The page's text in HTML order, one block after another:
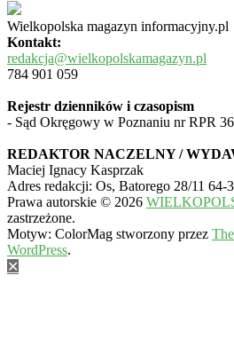
Wielkopolska magazyn informacyjny.pl
Kontakt:
redakcja@wielkopolskamagazyn.pl
784 901 059
Rejestr dzienników i czasopism
- Sąd Okręgowy w Poznaniu nr RPR
REDAKTOR NACZELNY /
Maciej Ignacy Kasprzak
Adres redakcji: Os, Batorego 28/11
Prawa autorskie © 2026
zastrzeżone.
Motyw: ColorMag stworzony przez
WordPress.
✕